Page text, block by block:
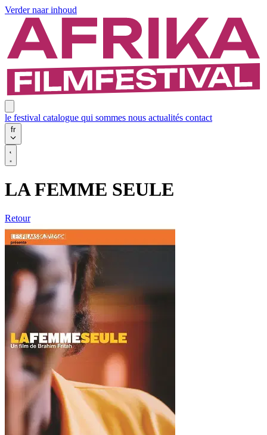
Verder naar inhoud
le festival catalogue qui sommes nous actualités contact
fr
LA FEMME SEULE
Retour